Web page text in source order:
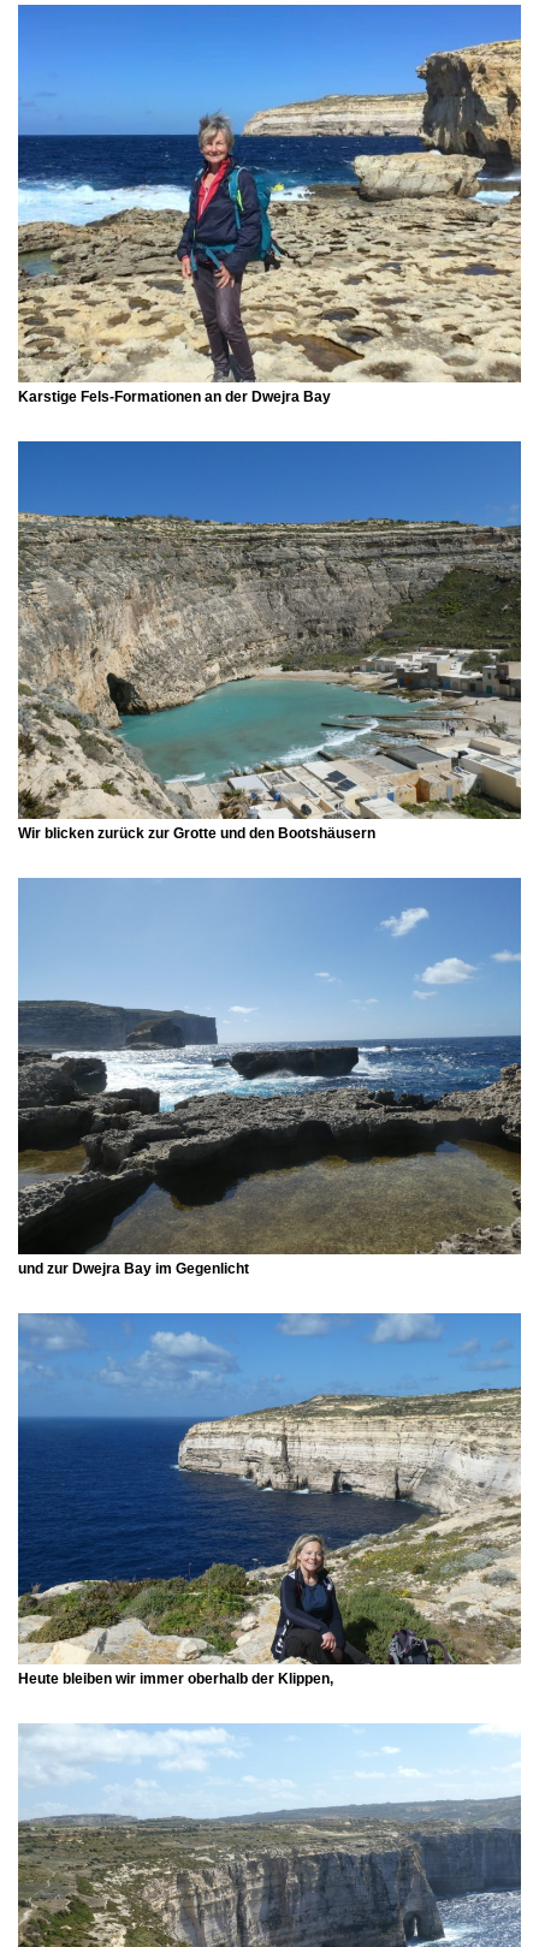
Karstige Fels-Formationen an der Dwejra Bay
Wir blicken zurück zur Grotte und den Bootshäusern
und zur Dwejra Bay im Gegenlicht
Heute bleiben wir immer oberhalb der Klippen,